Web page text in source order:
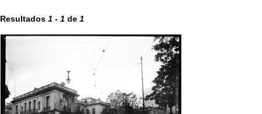
Resultados 1 - 1 de 1